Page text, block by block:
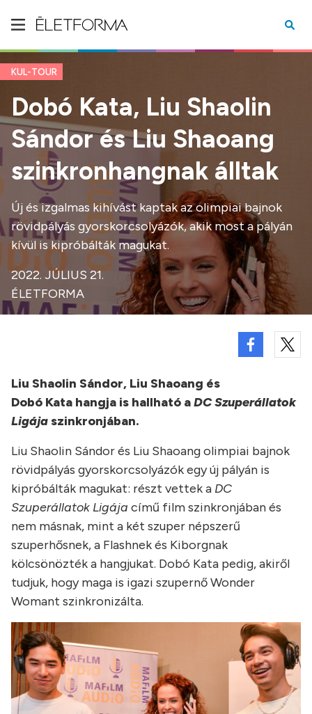
KUL-TOUR
Dobó Kata, Liu Shaolin
Sándor és Liu Shaoang
szinkronhangnak álltak
Új és izgalmas kihívást kaptak az olimpiai bajnok
rövidpályás gyorskorcsolyázók, akik most a pályán
kívül is kipróbálták magukat.
2022. JÚLIUS 21.
ÉLETFORMA
Liu Shaolin Sándor, Liu Shaoang és
Dobó Kata hangja is hallható aDC Szuperállatok
Ligájaszinkronjában.
Liu Shaolin Sándor és Liu Shaoang olimpiai bajnok
rövidpályás gyorskorcsolyázók egy új pályán is
kipróbálták magukat: részt vettek a DC
Szuperállatok Ligája című film szinkronjában és
nem másnak, mint a két szuper népszerű
szuperhősnek, a Flashnek és Kiborgnak
kölcsönözték a hangjukat. Dobó Kata pedig, akiről
tudjuk, hogy maga is igazi szupernő Wonder
Womant szinkronizálta.